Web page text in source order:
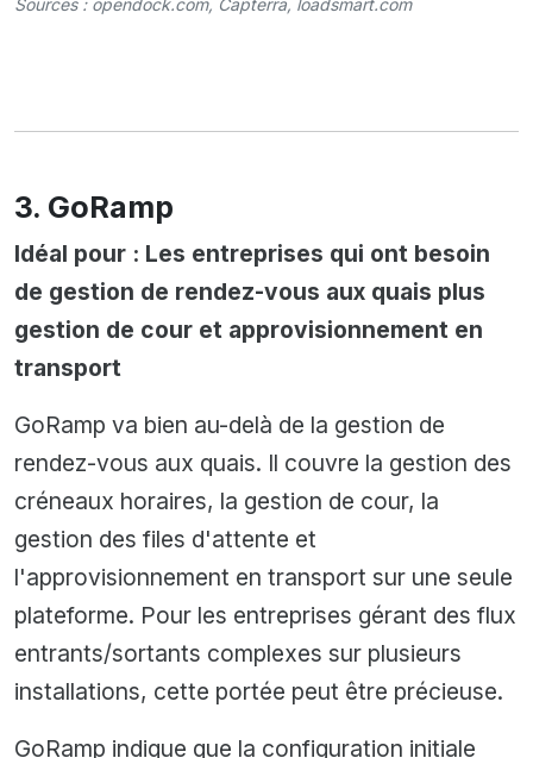
3. GoRamp
Idéal pour : Les entreprises qui ont besoin
de gestion de rendez-vous aux quais plus
gestion de cour et approvisionnement en
transport
GoRamp va bien au-delà de la gestion de
rendez-vous aux quais. Il couvre la gestion des
créneaux horaires, la gestion de cour, la
gestion des files d'attente et
l'approvisionnement en transport sur une seule
plateforme. Pour les entreprises gérant des flux
entrants/sortants complexes sur plusieurs
installations, cette portée peut être précieuse.
GoRamp indique que la configuration initiale